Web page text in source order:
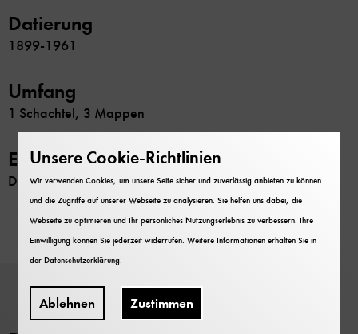
Datierung
1899-1961
Umfang
1 Schachtel, 3 Mappen
Erschließung
Datenbank
Unsere Cookie-Richtlinien
Wir verwenden Cookies, um unsere Seite sicher und zuverlässig anbieten zu können
und die Zugriffe auf unserer Webseite zu analysieren. Sie helfen uns dabei, die
Webseite zu optimieren und Ihr persönliches Nutzungserlebnis zu verbessern. Ihre
Einwilligung können Sie jederzeit widerrufen. Weitere Informationen erhalten Sie in
derDatenschutzerklärung
Ablehnen Zustimmen